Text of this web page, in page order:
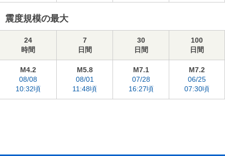
震度規模の最大
24
時間
7
日間
30
日間
100
日間
M4.2
08/08
10:32頃
M5.8
08/01
11:48頃
M7.1
07/28
16:27頃
M7.2
06/25
07:30頃